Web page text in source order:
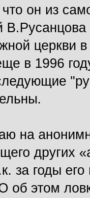
он из
церкви
в 1996
на
других
за годы
об этом